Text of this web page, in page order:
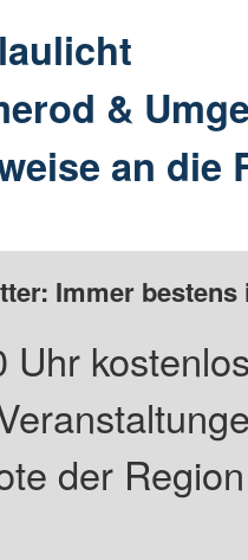
&
an die
Immer
Uhr
der